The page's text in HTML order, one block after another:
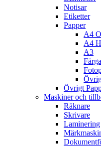
Notisar
Etiketter
Papper
A4
A4
A3
Övrigt
Maskiner och
Räknare
Skrivare
Laminering